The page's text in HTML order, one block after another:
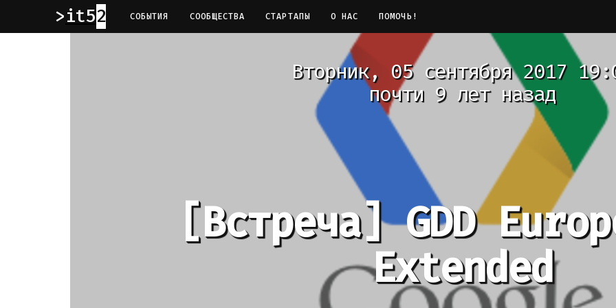
it52 СОБЫТИЯ СООБЩЕСТВА СТАРТАПЫ О НАС ПОМОЧЬ!
Вторник, 05 сентября 2017
почти 9 лет назад
[Встреча] GDD
Extended